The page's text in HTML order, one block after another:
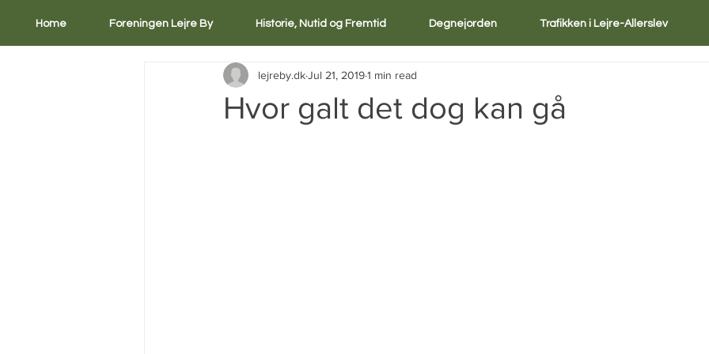
Home Foreningen Lejre By Historie, Nutid og Fremtid Degnejorden Trafikken i Lejre-Allerslev
Hvor galt det dog kan gå
lejreby.dkJul 21, 20191 min read